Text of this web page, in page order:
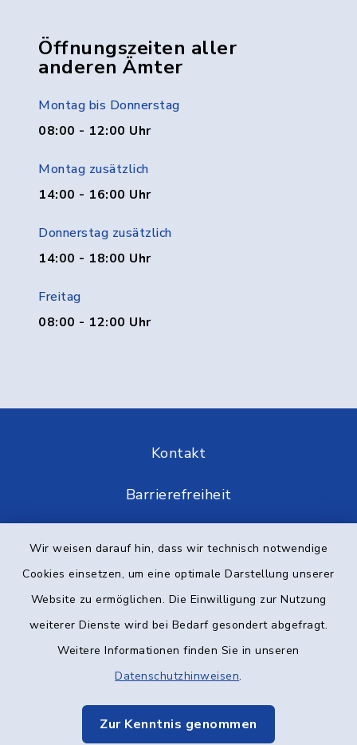
Wir weisen darauf hin, dass wir technisch notwendige
Cookies einsetzen, um eine optimale Darstellung unserer
Website zu ermöglichen. Die Einwilligung zur Nutzung
weiterer Dienste wird bei Bedarf gesondert abgefragt.
Weitere Informationen finden Sie in unseren
Datenschutzhinweisen.
Zur Kenntnis genommen
Öffnungszeiten aller
anderen Ämter
Montag bis Donnerstag
08:00 - 12:00 Uhr
Montag zusätzlich
14:00 - 16:00 Uhr
Donnerstag zusätzlich
14:00 - 18:00 Uhr
Freitag
08:00 - 12:00 Uhr
Kontakt
Barrierefreiheit
Impressum
Elektronische Kommunikation
Sitemap
Cookie-Einstellungen